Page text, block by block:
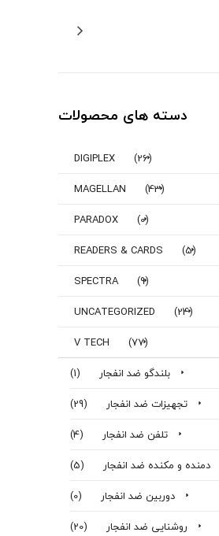
دسته های محصولات
DIGIPLEX
(26)
MAGELLAN
(43)
PARADOX
(0)
READERS & CARDS
(5)
SPECTRA
(9)
UNCATEGORIZED
(24)
V TECH
(77)
بلندگو ضد انفجار
(1)
تجهیزات ضد انفجار
(29)
تلفن ضد انفجار
(4)
دمنده و مکنده ضد انفجار
(5)
دوربین ضد انفجار
(0)
روشنایی ضد انفجار
(20)